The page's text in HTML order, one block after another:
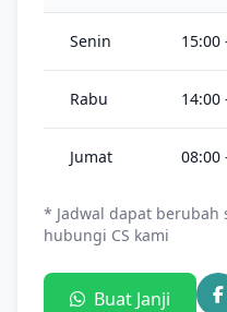
Senin 15:00
Rabu 14:00
Jumat 08:00
* Jadwal dapat berubah
hubungi CS kami
Buat Janji